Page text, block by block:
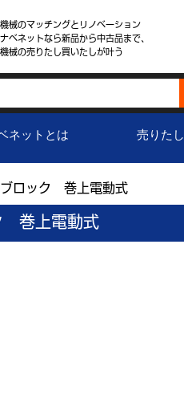
機械のマッチングとリノベーション
ナベネットなら新品から中古品まで、
機械の売りたし買いたしが叶う
ネットとは 売りたし
ブロック 巻上電動式
巻上電動式